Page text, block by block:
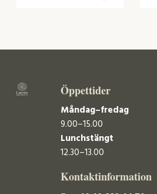
Öppettider
Måndag–fredag
9.00–15.00
Lunchstängt
12.30–13.00
Kontaktinformation